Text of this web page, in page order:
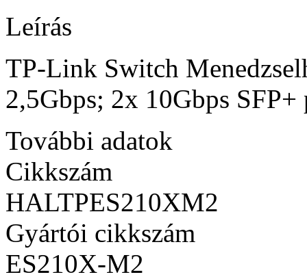
Leírás
TP-Link Switch
2,5Gbps; 2x 10Gbps SFP+
További adatok
Cikkszám
HALTPES210XM2
Gyártói cikkszám
ES210X-M2